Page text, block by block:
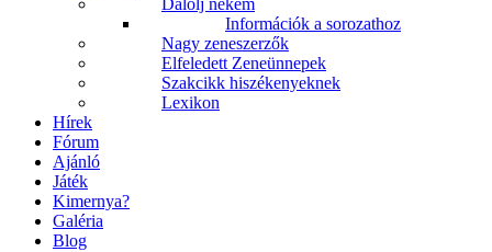
Dalolj nekem
Információk a sorozathoz
Nagy zeneszerzők
Elfeledett Zeneünnepek
Szakcikk hiszékenyeknek
Lexikon
Hírek
Fórum
Ajánló
Játék
Kimernya?
Galéria
Blog